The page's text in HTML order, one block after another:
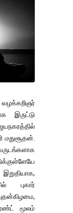
இருட்டு
மதுசூதன்.
புகார்
மூலம்